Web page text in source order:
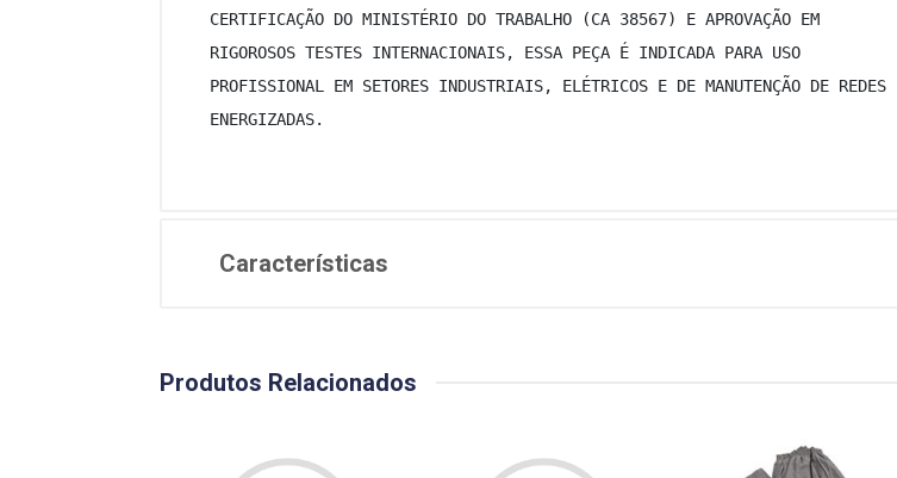
CERTIFICAÇÃO DO MINISTÉRIO DO TRABALHO (CA 38567) E APROVAÇÃO EM
RIGOROSOS TESTES INTERNACIONAIS, ESSA PEÇA É INDICADA PARA USO
PROFISSIONAL EM SETORES INDUSTRIAIS, ELÉTRICOS E DE MANUTENÇÃO DE REDES
ENERGIZADAS.
Características
Produtos Relacionados